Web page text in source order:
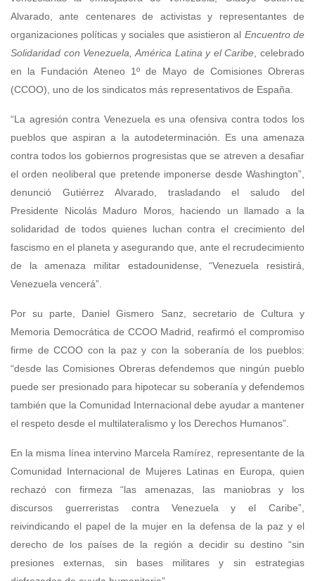
Alvarado, ante centenares de activistas y representantes de
organizaciones políticas y sociales que asistieron al Encuentro de
Solidaridad con Venezuela, América Latina y el Caribe , celebrado
en la Fundación Ateneo 1º de Mayo de Comisiones Obreras
(CCOO), uno de los sindicatos más representativos de España.
“La agresión contra Venezuela es una ofensiva contra todos los
pueblos que aspiran a la autodeterminación. Es una amenaza
contra todos los gobiernos progresistas que se atreven a desafiar
el orden neoliberal que pretende imponerse desde Washington”,
denunció Gutiérrez Alvarado, trasladando el saludo del
Presidente Nicolás Maduro Moros, haciendo un llamado a la
solidaridad de todos quienes luchan contra el crecimiento del
fascismo en el planeta y asegurando que, ante el recrudecimiento
de la amenaza militar estadounidense, “Venezuela resistirá,
Venezuela vencerá”.
Por su parte, Daniel Gismero Sanz, secretario de Cultura y
Memoria Democrática de CCOO Madrid, reafirmó el compromiso
firme de CCOO con la paz y con la soberanía de los pueblos:
“desde las Comisiones Obreras defendemos que ningún pueblo
puede ser presionado para hipotecar su soberanía y defendemos
también que la Comunidad Internacional debe ayudar a mantener
el respeto desde el multilateralismo y los Derechos Humanos”.
En la misma línea intervino Marcela Ramírez, representante de la
Comunidad Internacional de Mujeres Latinas en Europa, quien
rechazó con firmeza “las amenazas, las maniobras y los
discursos guerreristas contra Venezuela y el Caribe”,
reivindicando el papel de la mujer en la defensa de la paz y el
derecho de los países de la región a decidir su destino “sin
presiones externas, sin bases militares y sin estrategias